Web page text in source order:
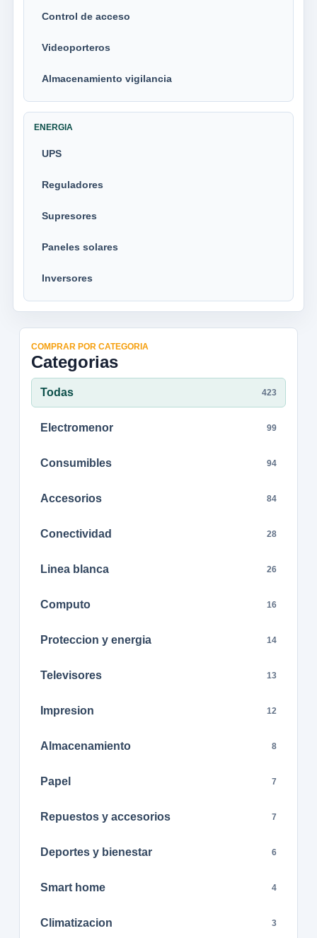
Control de acceso
Videoporteros
Almacenamiento vigilancia
ENERGIA
UPS
Reguladores
Supresores
Paneles solares
Inversores
COMPRAR POR CATEGORIA
Categorias
Todas 423
Electromenor 99
Consumibles 94
Accesorios 84
Conectividad 28
Linea blanca 26
Computo 16
Proteccion y energia 14
Televisores 13
Impresion 12
Almacenamiento 8
Papel 7
Repuestos y accesorios 7
Deportes y bienestar 6
Smart home 4
Climatizacion 3